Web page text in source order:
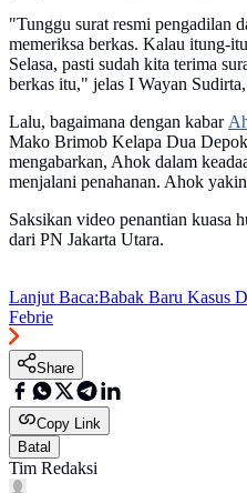
"Tunggu surat resmi pengadilan
memeriksa berkas. Kalau itung-
Selasa, pasti sudah kita terima
berkas itu," jelas I Wayan
Lalu, bagaimana dengan kabar
Mako Brimob Kelapa Dua
mengabarkan, Ahok dalam
menjalani penahanan. Ahok
Saksikan video penantian kuasa
dari PN Jakarta Utara.
Lanjut Baca:Babak Baru Kasus
Febrie
Share
Copy Link
Batal
Tim Redaksi